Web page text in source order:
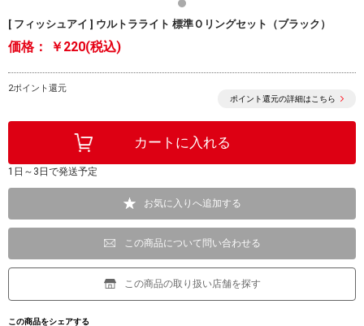
[ フィッシュアイ ] ウルトラライト 標準Ｏリングセット（ブラック）
価格： ￥220(税込)
2ポイント還元
ポイント還元の詳細はこちら
1日～3日で発送予定
お気に入りへ追加する
この商品について問い合わせる
この商品の取り扱い店舗を探す
この商品をシェアする